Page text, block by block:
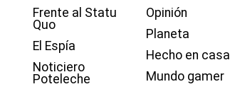
Frente al Statu
Quo
El Espía
Noticiero
Poteleche
Opinión
Planeta
Hecho en casa
Mundo gamer